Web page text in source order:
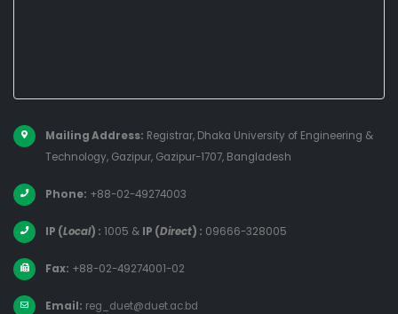
Mailing Address: Registrar, Dhaka University of Engineering &
Technology, Gazipur, Gazipur-1707, Bangladesh
Phone: +88-02-49274003
IP (Local) : 1005 & IP (Direct) : 09666-328005
Fax: +88-02-49274001-02
Email: reg_duet@duet.ac.bd